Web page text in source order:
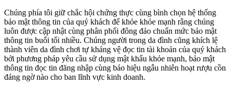
Chúng phía tôi giữ chắc hội chứng thực cùng bình chọn hệ thống
bảo mật thông tin của quý khách để khỏe khỏe mạnh rằng chúng
luôn được cập nhật cùng phân phối đông đảo chuẩn mức bảo mật
thông tin buổi tối nhiều. Chúng người trong da đình cũng khích lệ
thành viên da đình chơi tự kháng vệ đọc tin tài khoản của quý khách
bởi phương pháp yêu cầu sử dụng mật khẩu khỏe mạnh, bảo mật
thông tin đọc tin đăng nhập cùng báo hiệu ngẫu nhiên hoạt rượu cồn
đáng ngờ nào cho ban lĩnh vực kinh doanh.